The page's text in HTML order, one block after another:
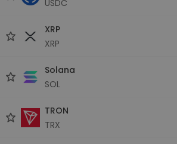
USDC
XRP
XRP
Solana
SOL
TRON
TRX